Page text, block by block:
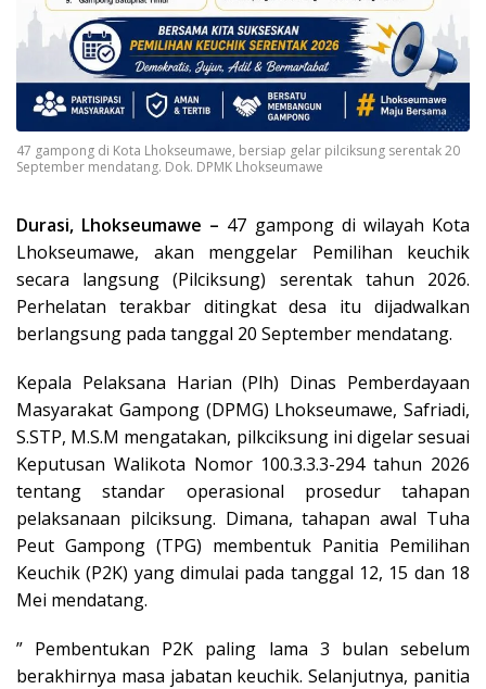
47 gampong di Kota Lhokseumawe, bersiap gelar pilciksung serentak 20
September mendatang. Dok. DPMK Lhokseumawe
Durasi, Lhokseumawe – 47 gampong di wilayah Kota
Lhokseumawe, akan menggelar Pemilihan keuchik
secara langsung (Pilciksung) serentak tahun 2026.
Perhelatan terakbar ditingkat desa itu dijadwalkan
berlangsung pada tanggal 20 September mendatang.
Kepala Pelaksana Harian (Plh) Dinas Pemberdayaan
Masyarakat Gampong (DPMG) Lhokseumawe, Safriadi,
S.STP, M.S.M mengatakan, pilkciksung ini digelar sesuai
Keputusan Walikota Nomor 100.3.3.3-294 tahun 2026
tentang standar operasional prosedur tahapan
pelaksanaan pilciksung. Dimana, tahapan awal Tuha
Peut Gampong (TPG) membentuk Panitia Pemilihan
Keuchik (P2K) yang dimulai pada tanggal 12, 15 dan 18
Mei mendatang.
” Pembentukan P2K paling lama 3 bulan sebelum
berakhirnya masa jabatan keuchik. Selanjutnya, panitia